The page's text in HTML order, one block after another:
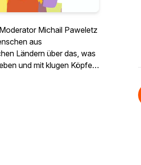
Michail Paweletz
aus
Ländern über das, was
und mit klugen Köpfen
der Gesellschaft